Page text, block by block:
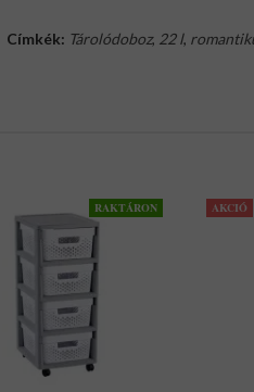
Címkék: Tárolódoboz, 22 l,
RAKTÁRON AKCIÓ